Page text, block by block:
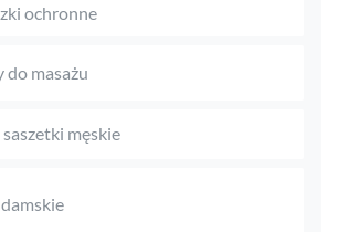
ochronne
do masażu
męskie